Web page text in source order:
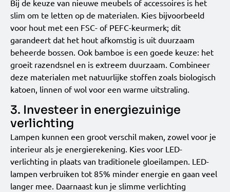
Bij de keuze van nieuwe meubels of accessoires is het
slim om te letten op de materialen. Kies bijvoorbeeld
voor hout met een FSC- of PEFC-keurmerk; dit
garandeert dat het hout afkomstig is uit duurzaam
beheerde bossen. Ook bamboe is een goede keuze: het
groeit razendsnel en is extreem duurzaam. Combineer
deze materialen met natuurlijke stoffen zoals biologisch
katoen, linnen of wol voor een warme uitstraling.
3. Investeer in energiezuinige
verlichting
Lampen kunnen een groot verschil maken, zowel voor je
interieur als je energierekening. Kies voor LED-
verlichting in plaats van traditionele gloeilampen. LED-
lampen verbruiken tot 85% minder energie en gaan veel
langer mee. Daarnaast kun je slimme verlichting